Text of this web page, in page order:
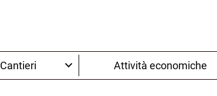
Cantieri Attività economiche